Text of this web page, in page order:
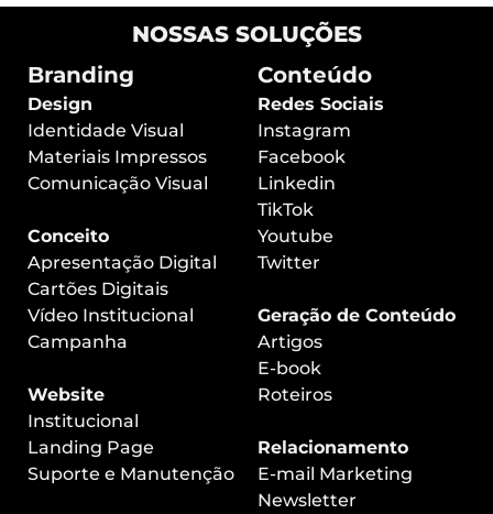
NOSSAS SOLUÇÕES
Branding
Design
Identidade Visual
Materiais Impressos
Comunicação Visual
Conceito
Apresentação Digital
Cartões Digitais
Vídeo Institucional
Campanha
Website
Institucional
Landing Page
Suporte e Manutenção
Conteúdo
Redes Sociais
Instagram
Facebook
Linkedin
TikTok
Youtube
Twitter
Geração de Conteúdo
Artigos
E-book
Roteiros
Relacionamento
E-mail Marketing
Newsletter